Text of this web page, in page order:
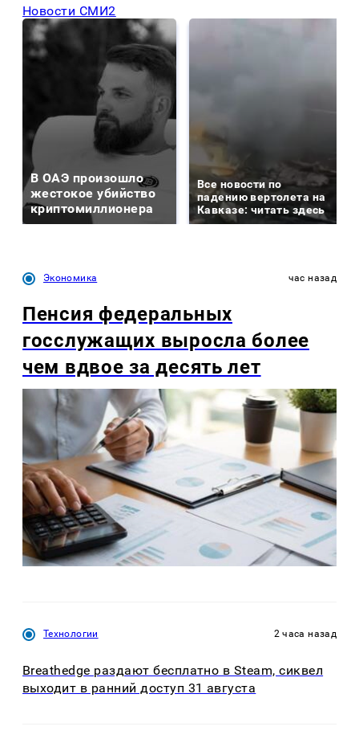
Новости СМИ2
В ОАЭ произошло
жестокое убийство
криптомиллионера
Все новости по
падению вертолета на
Кавказе: читать здесь
Экономика час назад
Пенсия федеральных
госслужащих выросла более
чем вдвое за десять лет
Технологии 2 часа назад
Breathedge раздают бесплатно в Steam, сиквел
выходит в ранний доступ 31 августа